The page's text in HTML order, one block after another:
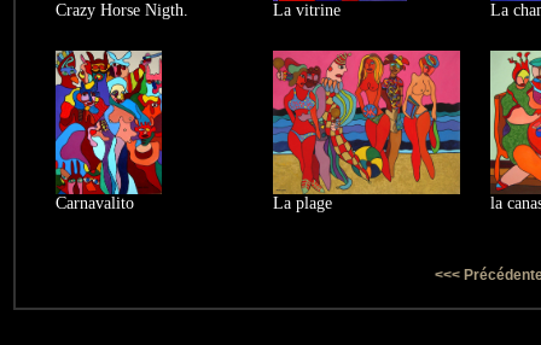
Crazy Horse Nigth. La vitrine La
Carnavalito La plage la
<<<